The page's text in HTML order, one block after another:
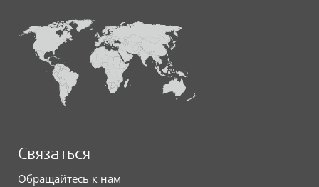
Связаться
Обращайтесь к нам